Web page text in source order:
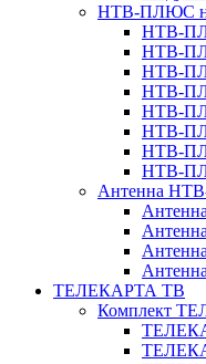
НТВ-ПЛЮС на
НТВ-
НТВ-
НТВ-
НТВ-
НТВ-
НТВ-
НТВ-
НТВ-
Антенна
ТЕЛЕКАРТА ТВ
Комплект